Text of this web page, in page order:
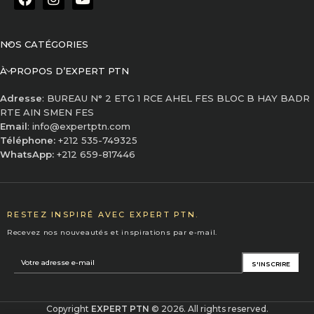
NOS CATÉGORIES
À PROPOS D’EXPERT PTN
Adresse: BUREAU N° 2 ETG 1 RCE AHEL FES BLOC B HAY BADR
RTE AIN SMEN FES
Email: info@expertptn.com
Téléphone: +212 535-749325
WhatsApp: +212 659-817446
RESTEZ INSPIRÉ AVEC EXPERT PTN.
Recevez nos nouveautés et inspirations par e-mail.
Copyright EXPERT PTN © 2026. All rights reserved.